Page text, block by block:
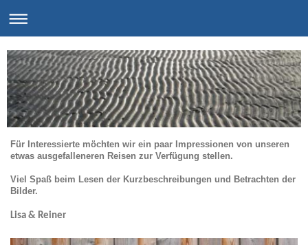
Für Interessierte möchten wir ein paar Impressionen von unseren
etwas ausgefalleneren Reisen zur Verfügung stellen.
Viel Spaß beim Lesen der Kurzbeschreibungen und Betrachten der
Bilder.
Lisa & Reiner